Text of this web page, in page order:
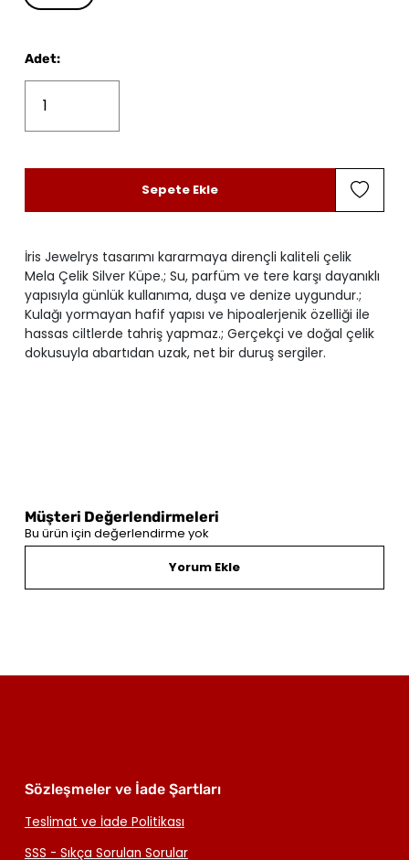
İris Jewelrys tasarımı kararmaya dirençli kaliteli çelik
Mela Çelik Silver Küpe.; Su, parfüm ve tere karşı dayanıklı
yapısıyla günlük kullanıma, duşa ve denize uygundur.;
Kulağı yormayan hafif yapısı ve hipoalerjenik özelliği ile
hassas ciltlerde tahriş yapmaz.; Gerçekçi ve doğal çelik
dokusuyla abartıdan uzak, net bir duruş sergiler.
Adet:
Sepete Ekle
Müşteri Değerlendirmeleri
Bu ürün için değerlendirme yok
Yorum Ekle
Sözleşmeler ve İade Şartları
Teslimat ve İade Politikası
SSS - Sıkça Sorulan Sorular